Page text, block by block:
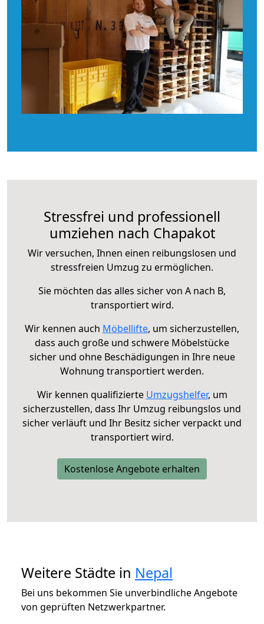
Stressfrei und professionell
umziehen nach Chapakot
Wir versuchen, Ihnen einen reibungslosen und
stressfreien Umzug zu ermöglichen.
Sie möchten das alles sicher von A nach B,
transportiert wird.
Wir kennen auch Möbellifte, um sicherzustellen,
dass auch große und schwere Möbelstücke
sicher und ohne Beschädigungen in Ihre neue
Wohnung transportiert werden.
Wir kennen qualifizierte Umzugshelfer, um
sicherzustellen, dass Ihr Umzug reibungslos und
sicher verläuft und Ihr Besitz sicher verpackt und
transportiert wird.
Kostenlose Angebote erhalten
Weitere Städte in Nepal
Bei uns bekommen Sie unverbindliche Angebote
von geprüften Netzwerkpartner.